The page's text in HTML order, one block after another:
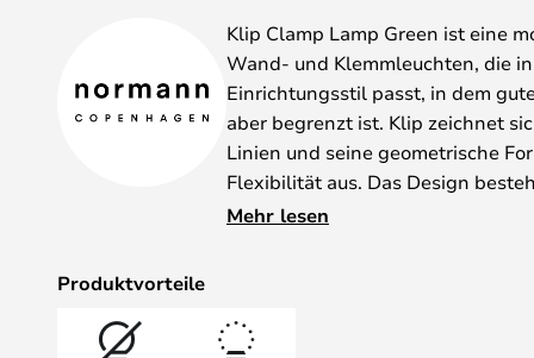
Klip Clamp Lamp Green ist eine
Wand- und Klemmleuchten, die
Einrichtungsstil passt, in dem
aber begrenzt ist. Klip zeichnet
Linien und seine geometrische
Flexibilität aus. Das Design
konischen Lampenschirm, der
Arbeitsplatz, neben dem Bett
Mehr lesen
Produktvorteile